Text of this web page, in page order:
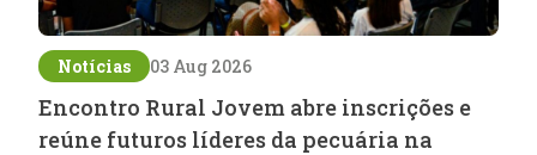
Notícias 03 Aug 2026
Encontro Rural Jovem abre inscrições e
reúne futuros líderes da pecuária na